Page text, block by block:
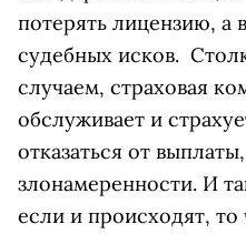
потерять лицензию, а
судебных исков.
случаем, страховая
обслуживает и
отказаться от
злонамеренности. И
если и происходят,